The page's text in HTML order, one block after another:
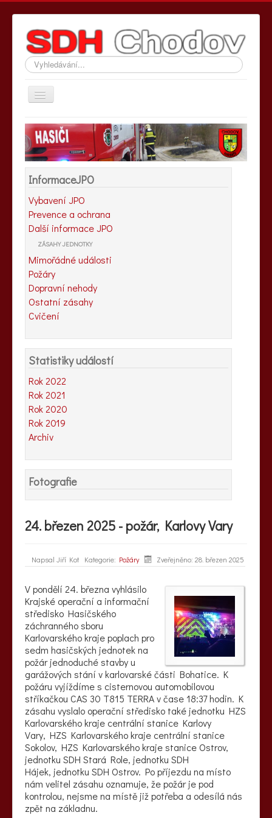
Vyhledávání...
Přepnout
Hlavní stránka
Informace SDH
Informace JPO
Fotografie
Kontakty
InformaceJPO
Vybavení JPO
Prevence a ochrana
Další informace JPO
ZÁSAHY JEDNOTKY
Mimořádné události
Požáry
Dopravní nehody
Ostatní zásahy
Cvičení
Statistiky událostí
Rok 2022
Rok 2021
Rok 2020
Rok 2019
Archiv
Fotografie
24. březen 2025 - požár, Karlovy Vary
Napsal Jiří Kot Kategorie: Požáry Zveřejněno: 28. březen 2025
V pondělí 24. března vyhlásilo
Krajské operační a informační
středisko Hasičského
záchranného sboru
Karlovarského kraje poplach pro
sedm hasičských jednotek na
požár jednoduché stavby u
garážových stání v karlovarské části Bohatice. K
požáru vyjíždíme s cisternovou automobilovou
stříkačkou CAS 30 T815 TERRA v čase 18:37 hodin. K
zásahu vyslalo operační středisko také jednotku HZS
Karlovarského kraje centrální stanice Karlovy
Vary, HZS Karlovarského kraje centrální stanice
Sokolov, HZS Karlovarského kraje stanice Ostrov,
jednotku SDH Stará Role, jednotku SDH
Hájek, jednotku SDH Ostrov. Po příjezdu na místo
nám velitel zásahu oznamuje, že požár je pod
kontrolou, nejsme na místě již potřeba a odesílá nás
zpět na základnu.